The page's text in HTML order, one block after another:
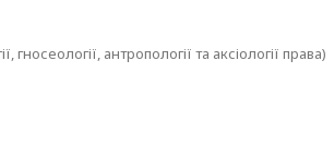
антропології та аксіології права)